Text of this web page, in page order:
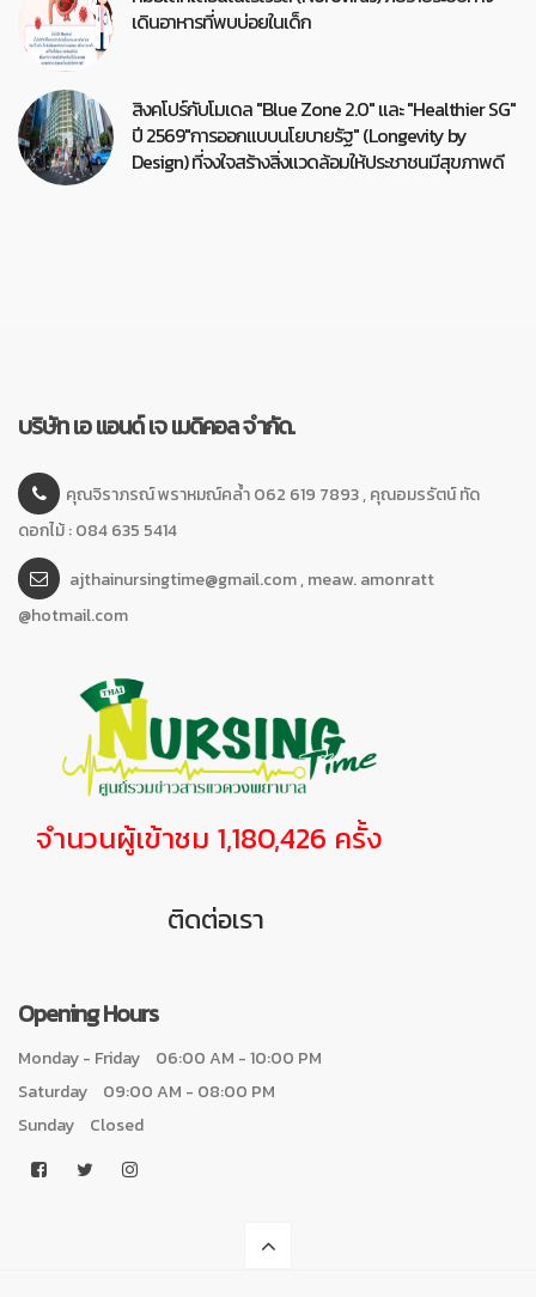
เดินอาหารที่พบบ่อยในเด็ก
สิงคโปร์กับโมเดล "Blue Zone 2.0" และ "Healthier SG"
ปี 2569"การออกแบบนโยบายรัฐ" (Longevity by
Design) ที่จงใจสร้างสิ่งแวดล้อมให้ประชาชนมีสุขภาพดี
บริษัท เอ แอนด์ เจ เมดิคอล จำกัด.
คุณจิราภรณ์ พราหมณ์คล้ำ 062 619 7893 , คุณอมรรัตน์ ทัด
ดอกไม้ : 084 635 5414
ajthainursingtime@gmail.com , meaw. amonratt
@hotmail.com
จำนวนผู้เข้าชม 1,180,426 ครั้ง
ติดต่อเรา
Opening Hours
Monday - Friday
06:00 AM - 10:00 PM
Saturday
09:00 AM - 08:00 PM
Sunday
Closed